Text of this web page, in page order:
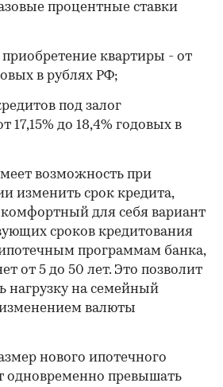
процентные ставки
приобретение квартиры - от
в рублях РФ;
под залог
17,15% до 18,4% годовых в
возможность при
изменить срок кредита,
для себя вариант
сроков кредитования
программам банка,
от 5 до 50 лет. Это позволит
нагрузку на семейный
валюты
нового ипотечного
одновременно превышать